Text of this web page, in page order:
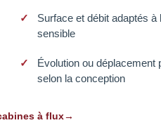
Surface et débit adaptés à
sensible
Évolution ou déplacement
selon la conception
à flux